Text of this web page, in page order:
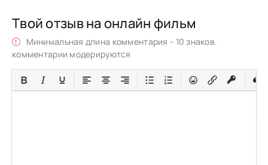
Твой отзыв на онлайн фильм
Минимальная длина комментария - 10 знаков.
комментарии модерируются